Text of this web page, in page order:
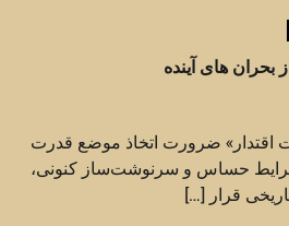
های آینده
اقتدار» ضرورت اتخاذ موضع قدرت
حساس و سرنوشت‌ساز کنونی،
قرار […]